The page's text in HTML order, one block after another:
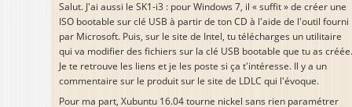
Salut. J'ai aussi le SK1-i3 : pour Windows 7, il « suffit » de créer une
ISO bootable sur clé USB à partir de ton CD à l'aide de l'outil fourni
par Microsoft. Puis, sur le site de Intel, tu télécharges un utilitaire
qui va modifier des fichiers sur la clé USB bootable que tu as créée.
Je te retrouve les liens et je les poste si ça t'intéresse. Il y a un
commentaire sur le produit sur le site de LDLC qui l'évoque.
Pour ma part, Xubuntu 16.04 tourne nickel sans rien paramétrer